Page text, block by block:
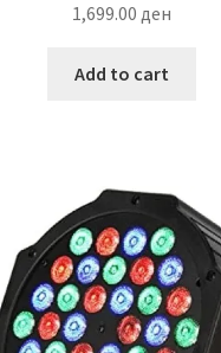
1,699.00 ден
Add to cart